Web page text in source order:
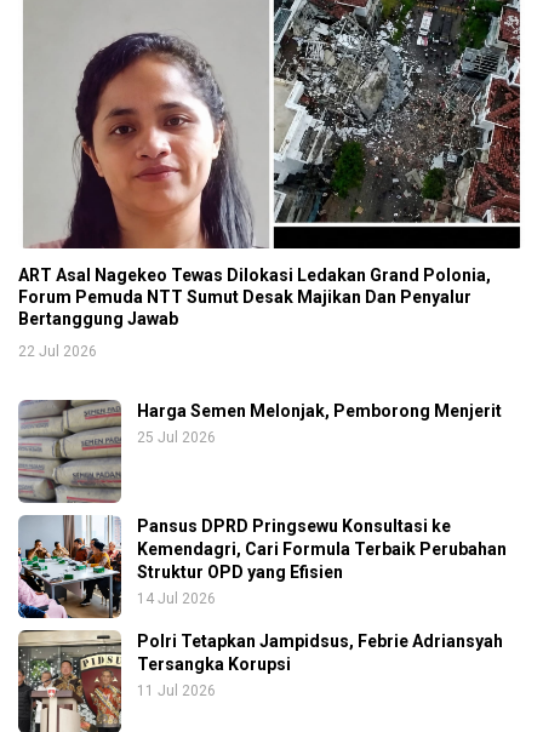
ART Asal Nagekeo Tewas Dilokasi Ledakan Grand Polonia,
Forum Pemuda NTT Sumut Desak Majikan Dan Penyalur
Bertanggung Jawab
22 Jul 2026
Harga Semen Melonjak, Pemborong Menjerit
25 Jul 2026
Pansus DPRD Pringsewu Konsultasi ke
Kemendagri, Cari Formula Terbaik Perubahan
Struktur OPD yang Efisien
14 Jul 2026
Polri Tetapkan Jampidsus, Febrie Adriansyah
Tersangka Korupsi
11 Jul 2026